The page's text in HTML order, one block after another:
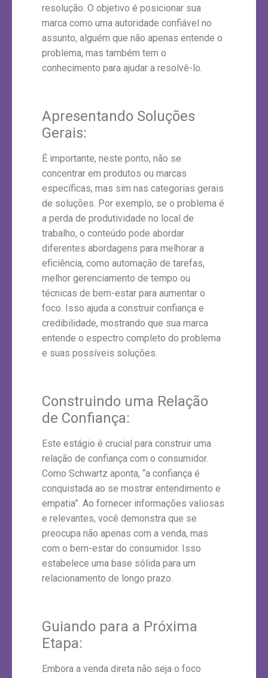
resolução. O objetivo é posicionar sua
marca como uma autoridade confiável no
assunto, alguém que não apenas entende o
problema, mas também tem o
conhecimento para ajudar a resolvê-lo.
Apresentando Soluções
Gerais:
É importante, neste ponto, não se
concentrar em produtos ou marcas
específicas, mas sim nas categorias gerais
de soluções. Por exemplo, se o problema é
a perda de produtividade no local de
trabalho, o conteúdo pode abordar
diferentes abordagens para melhorar a
eficiência, como automação de tarefas,
melhor gerenciamento de tempo ou
técnicas de bem-estar para aumentar o
foco. Isso ajuda a construir confiança e
credibilidade, mostrando que sua marca
entende o espectro completo do problema
e suas possíveis soluções.
Construindo uma Relação
de Confiança:
Este estágio é crucial para construir uma
relação de confiança com o consumidor.
Como Schwartz aponta, “a confiança é
conquistada ao se mostrar entendimento e
empatia”. Ao fornecer informações valiosas
e relevantes, você demonstra que se
preocupa não apenas com a venda, mas
com o bem-estar do consumidor. Isso
estabelece uma base sólida para um
relacionamento de longo prazo.
Guiando para a Próxima
Etapa:
Embora a venda direta não seja o foco